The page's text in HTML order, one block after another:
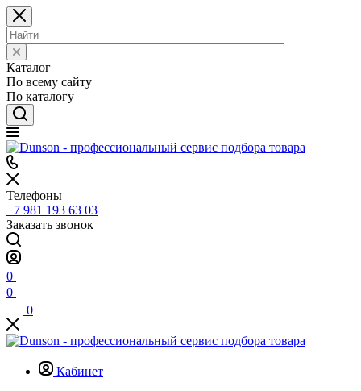
Каталог
По всему сайту
По каталогу
Телефоны
+7 981 193 63 03
Заказать звонок
0
0
0
Кабинет